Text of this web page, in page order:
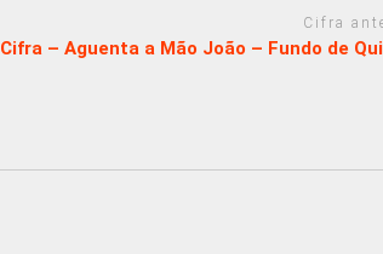
Cifra
Cifra – Aguenta a Mão João – Fundo de